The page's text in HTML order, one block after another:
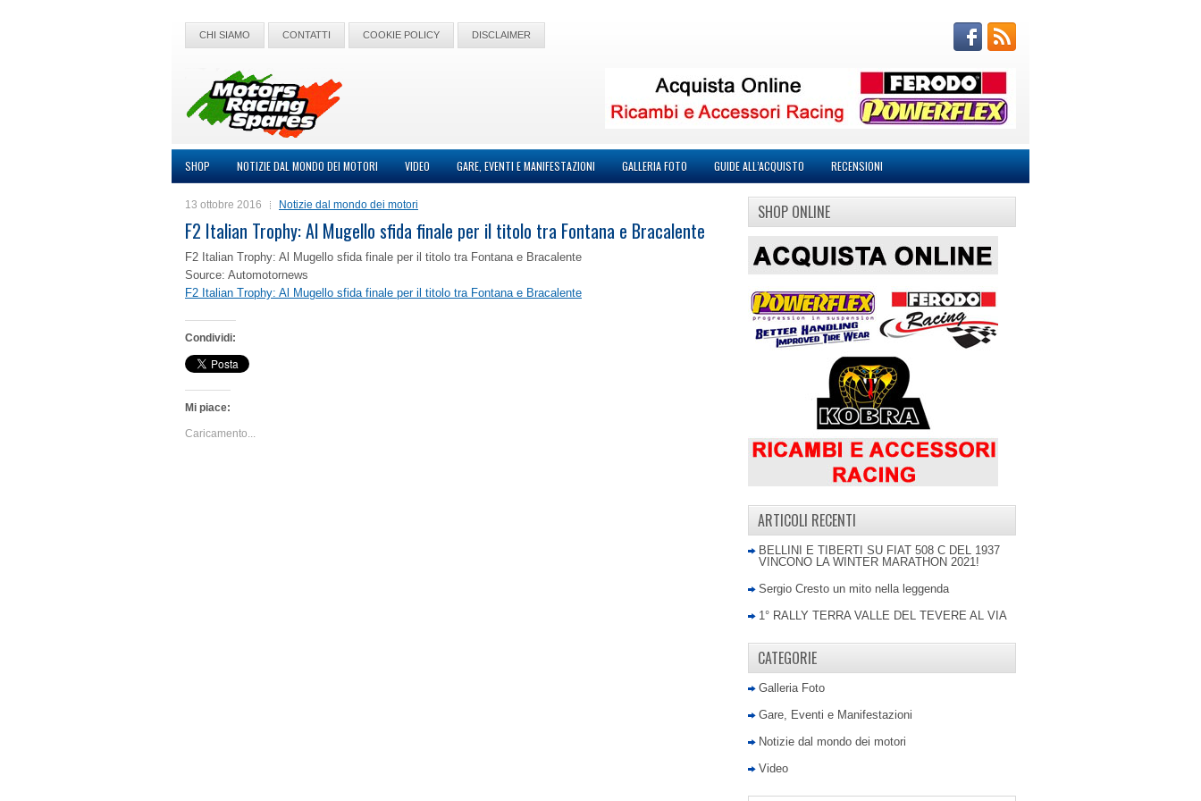
CHI SIAMO CONTATTI COOKIE POLICY DISCLAIMER
SHOP NOTIZIE DAL MONDO DEI MOTORI VIDEO GARE, EVENTI E MANIFESTAZIONI GALLERIA FOTO GUIDE ALL’ACQUISTO RECENSIONI
13 ottobre 2016 Notizie dal mondo dei motori
F2 Italian Trophy: Al Mugello sfida finale per il titolo tra Fontana e Bracalente
F2 Italian Trophy: Al Mugello sfida finale per il titolo tra Fontana e Bracalente
Source: Automotornews
F2 Italian Trophy: Al Mugello sfida finale per il titolo tra Fontana e Bracalente
Condividi:
Mi piace:
Caricamento...
SHOP ONLINE
ARTICOLI RECENTI
BELLINI E TIBERTI SU FIAT 508 C DEL 1937
VINCONO LA WINTER MARATHON 2021!
Sergio Cresto un mito nella leggenda
1° RALLY TERRA VALLE DEL TEVERE AL VIA
CATEGORIE
Galleria Foto
Gare, Eventi e Manifestazioni
Notizie dal mondo dei motori
Video